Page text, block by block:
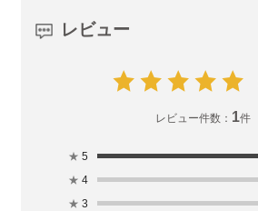
レビュー
レビュー件数： 1件
★ 5
★ 4
★ 3